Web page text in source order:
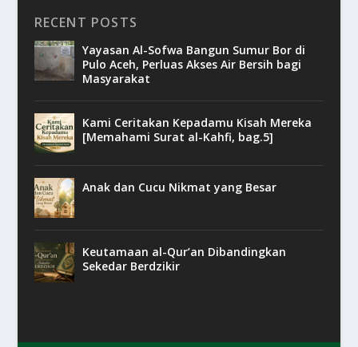
RECENT POSTS
Yayasan Al-Sofwa Bangun Sumur Bor di
Pulo Aceh, Perluas Akses Air Bersih bagi
Masyarakat
Kami Ceritakan Kepadamu Kisah Mereka
[Memahami Surat al-Kahfi, bag.5]
Anak dan Cucu Nikmat yang Besar
Keutamaan al-Qur’an Dibandingkan
Sekedar Berdzikir